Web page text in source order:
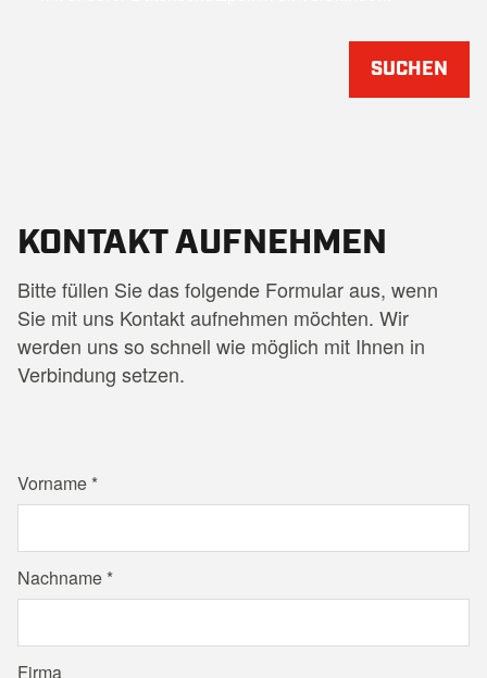
SUCHEN
KONTAKT AUFNEHMEN
Bitte füllen Sie das folgende Formular aus, wenn
Sie mit uns Kontakt aufnehmen möchten. Wir
werden uns so schnell wie möglich mit Ihnen in
Verbindung setzen.
Vorname
Nachname
Firma